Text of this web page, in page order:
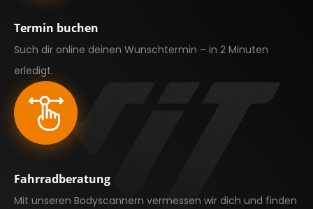
Termin buchen
Such dir online deinen Wunschtermin – in 2 Minuten
erledigt.
Fahrradberatung
Mit unseren Bodyscannern vermessen wir dich und finden